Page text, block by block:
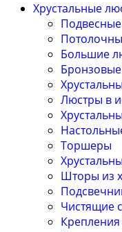
Хрустальные
Большие
Люстры в
Торшеры
Шторы из
Чистящие